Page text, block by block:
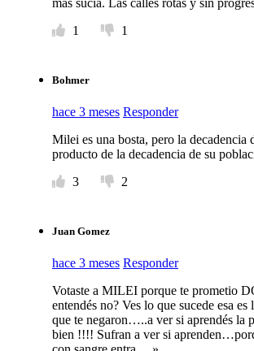
1
1
Bohmer
hace 3 meses Responder
Milei es una bosta, pero la decadencia
producto de la decadencia de su
3
2
Juan Gomez
hace 3 meses Responder
Votaste a MILEI porque te prometio
entendés no? Ves lo que sucede esa
que te negaron…..a ver si aprendés la
bien !!!! Sufran a ver si